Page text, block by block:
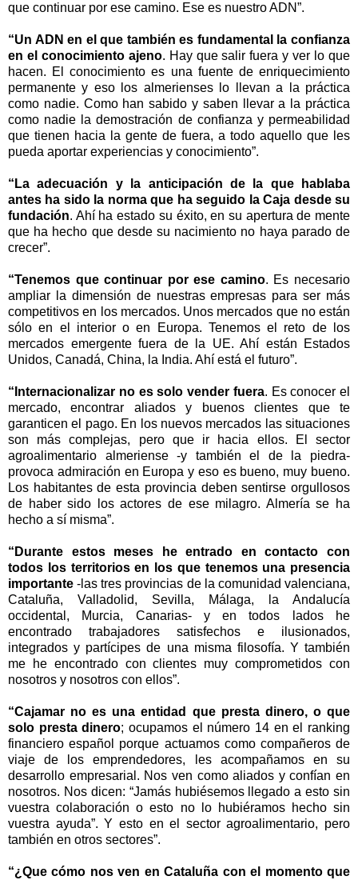
que continuar por ese camino. Ese es nuestro ADN”.
“Un ADN en el que también es fundamental la confianza
en el conocimiento ajeno. Hay que salir fuera y ver lo que
hacen. El conocimiento es una fuente de enriquecimiento
permanente y eso los almerienses lo llevan a la práctica
como nadie. Como han sabido y saben llevar a la práctica
como nadie la demostración de confianza y permeabilidad
que tienen hacia la gente de fuera, a todo aquello que les
pueda aportar experiencias y conocimiento”.
“La adecuación y la anticipación de la que hablaba
antes ha sido la norma que ha seguido la Caja desde su
fundación. Ahí ha estado su éxito, en su apertura de mente
que ha hecho que desde su nacimiento no haya parado de
crecer”.
“Tenemos que continuar por ese camino. Es necesario
ampliar la dimensión de nuestras empresas para ser más
competitivos en los mercados. Unos mercados que no están
sólo en el interior o en Europa. Tenemos el reto de los
mercados emergente fuera de la UE. Ahí están Estados
Unidos, Canadá, China, la India. Ahí está el futuro”.
“Internacionalizar no es solo vender fuera. Es conocer el
mercado, encontrar aliados y buenos clientes que te
garanticen el pago. En los nuevos mercados las situaciones
son más complejas, pero que ir hacia ellos. El sector
agroalimentario almeriense -y también el de la piedra-
provoca admiración en Europa y eso es bueno, muy bueno.
Los habitantes de esta provincia deben sentirse orgullosos
de haber sido los actores de ese milagro. Almería se ha
hecho a sí misma”.
“Durante estos meses he entrado en contacto con
todos los territorios en los que tenemos una presencia
importante-las tres provincias de la comunidad valenciana,
Cataluña, Valladolid, Sevilla, Málaga, la Andalucía
occidental, Murcia, Canarias- y en todos lados he
encontrado trabajadores satisfechos e ilusionados,
integrados y partícipes de una misma filosofía. Y también
me he encontrado con clientes muy comprometidos con
nosotros y nosotros con ellos”.
“Cajamar no es una entidad que presta dinero, o que
solo presta dinero; ocupamos el número 14 en el ranking
financiero español porque actuamos como compañeros de
viaje de los emprendedores, les acompañamos en su
desarrollo empresarial. Nos ven como aliados y confían en
nosotros. Nos dicen: “Jamás hubiésemos llegado a esto sin
vuestra colaboración o esto no lo hubiéramos hecho sin
vuestra ayuda”. Y esto en el sector agroalimentario, pero
también en otros sectores”.
“¿Que cómo nos ven en Cataluña con el momento que